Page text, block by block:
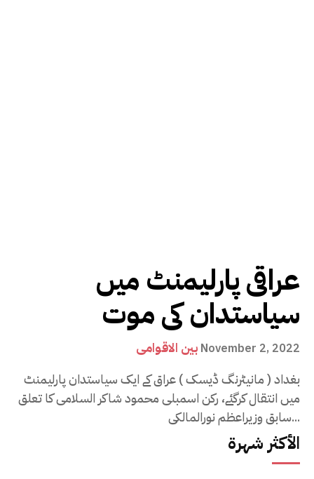
عراقی پارلیمنٹ میں
سیاستدان کی موت
بین الاقوامی November 2, 2022
بغداد ( مانیٹرنگ ڈیسک ) عراق کے ایک سیاستدان پارلیمنٹ
میں انتقال کرگئے، رکن اسمبلی محمود شاکر السلامی کا تعلق
سابق وزیراعظم نورالمالکی...
الأكثر شهرة